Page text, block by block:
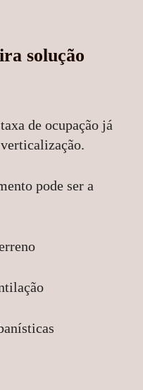
solução
de ocupação já
pode ser a